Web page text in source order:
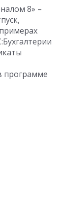
8» –
программе